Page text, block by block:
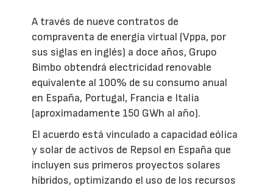
A través de nueve contratos de
compraventa de energía virtual (Vppa, por
sus siglas en inglés) a doce años, Grupo
Bimbo obtendrá electricidad renovable
equivalente al 100% de su consumo anual
en España, Portugal, Francia e Italia
(aproximadamente 150 GWh al año).
El acuerdo está vinculado a capacidad eólica
y solar de activos de Repsol en España que
incluyen sus primeros proyectos solares
híbridos, optimizando el uso de los recursos